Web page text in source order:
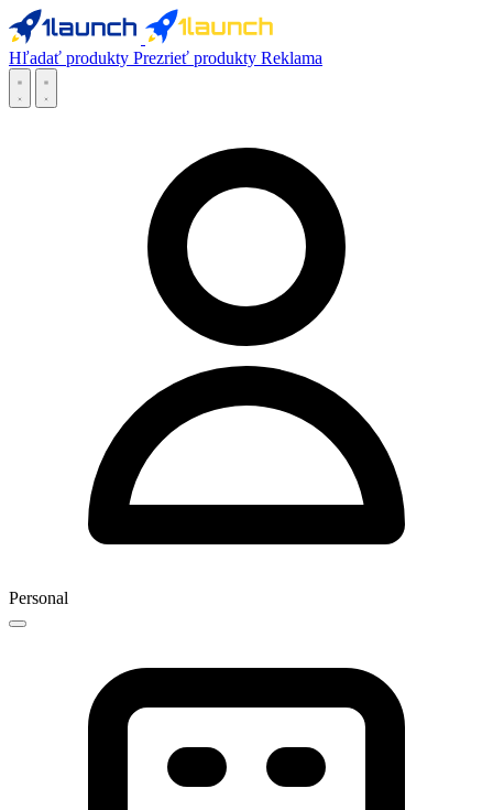
Hľadať produkty Prezrieť produkty Reklama
Personal